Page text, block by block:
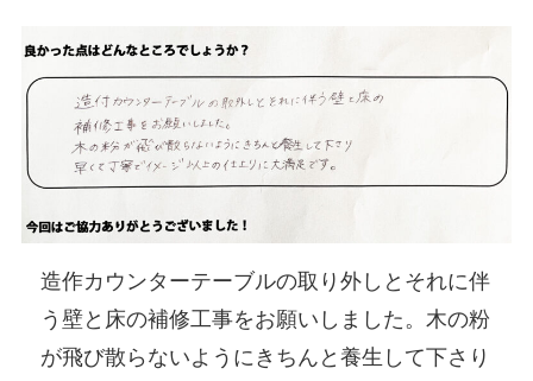
造作カウンターテーブルの取り外しとそれに伴
う壁と床の補修工事をお願いしました。木の粉
が飛び散らないようにきちんと養生して下さり